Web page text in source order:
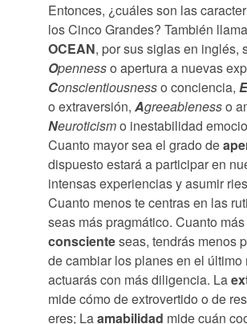
Entonces, ¿cuáles son las
los Cinco Grandes? También
OCEAN, por sus siglas en inglés,
Opennesso apertura a nuevas
Conscientiousnesso conciencia, E
o extraversión, Agreeablenesso
Neuroticismo inestabilidad
Cuanto mayor sea el grado de
dispuesto estará a participar en
intensas experiencias y asumir
Cuanto menos te centras en las
seas más pragmático. Cuanto más
conscienteseas, tendrás menos
de cambiar los planes en el último
actuarás con más diligencia. La
mide cómo de extrovertido o de
eres; Laamabilidad mide cuán